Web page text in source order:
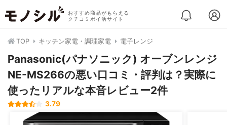
おすすめ商品がもらえる
クチコミポイ活サイト
TOP キッチン家電・調理家電 電子レンジ
Panasonic(パナソニック) オーブンレンジ
NE-MS266の悪い口コミ・評判は？実際に
使ったリアルな本音レビュー2件
3.79